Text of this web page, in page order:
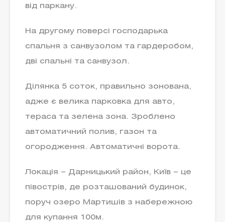
від паркану.
На другому поверсі господарька
спальня з санвузолом та гардеробом,
дві спальні та санвузол.
Ділянка 5 соток, правильно зонована,
адже є велика парковка для авто,
тераса та зелена зона. Зроблено
автоматичний полив, газон та
огородження. Автоматичні ворота.
Локація – Дарницький район, Київ – це
півострів, де розташований будинок,
поруч озеро Мартишів з набережною
для купання 100м.